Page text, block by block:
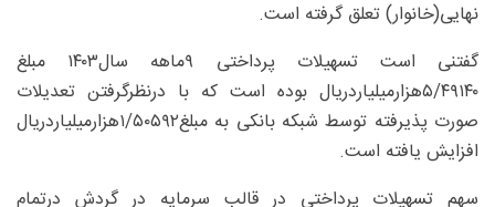
نهایی(خانوار) تعلق گرفته است.
گفتنی است تسهیلات پرداختی ۹‌ماهه سال۱۴۰۳ مبلغ
۵/۴۹۱۴۰هزار‌میلیارد‌ریال بوده است که با درنظرگرفتن تعدیلات
صورت پذیرفته توسط شبکه بانکی به مبلغ۱/۵۰۵۹۲هزار‌میلیارد‌ریال
افزایش یافته است.
سهم تسهیلات پرداختی در قالب سرمایه در گردش درتمام